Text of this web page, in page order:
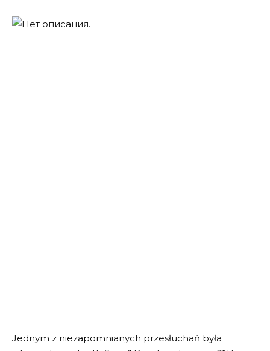
Jednym z niezapomnianych przesłuchań była